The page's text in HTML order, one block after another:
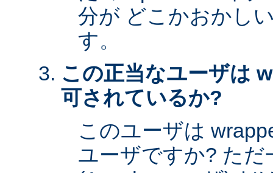
分が どこかおかし
す。
この正当なユーザは
可されているか?
このユーザは
ユーザですか? ただ